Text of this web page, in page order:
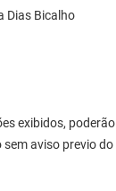
Dias Bicalho
exibidos,
aviso previo